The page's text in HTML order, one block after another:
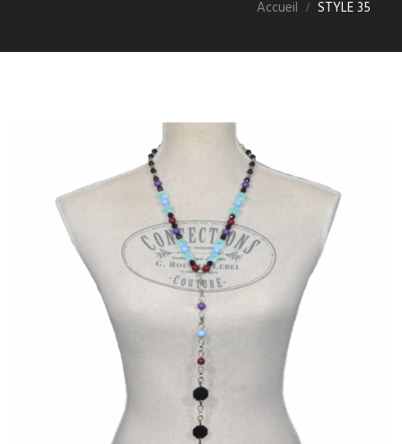
Accueil STYLE 35